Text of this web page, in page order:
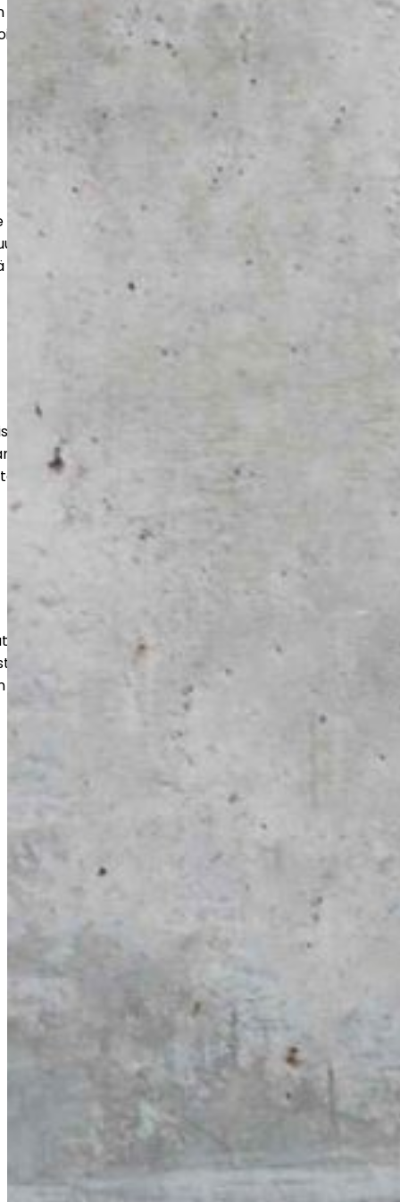
Saat kestävän ja siistin
arjessa ja näyttää hyvältä vuosien
ja tehokkaasti toteutetut
varastoihin ja liiketiloihin. Työt
kuormitusta vastaaviksi.
varastoihin ja suuriin tiloihin.
kohteen mukaan, jotta lopputulos
aikaa.
julkisille toimijoille luotettavasti
mukaisesti. Huomioimme tilojen
pitkän käyttöiän.